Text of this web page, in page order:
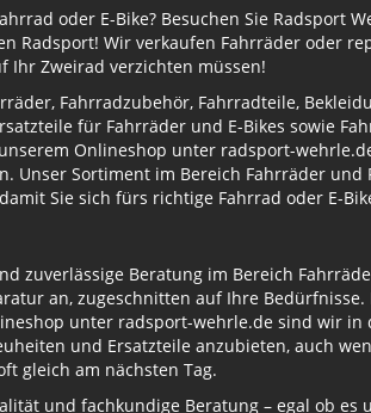
oder E-Bike? Besuchen Sie Radsport
Radsport! Wir verkaufen Fahrräder oder
Ihr Zweirad verzichten müssen!
Fahrradzubehör, Fahrradteile,
für Fahrräder und E-Bikes sowie
Onlineshop unter radsport-
Unser Sortiment im Bereich Fahrräder
Sie sich fürs richtige Fahrrad oder E-
zuverlässige Beratung im Bereich
an, zugeschnitten auf Ihre
unter radsport-wehrle.de sind wir in
und Ersatzteile anzubieten, auch
gleich am nächsten Tag.
und fachkundige Beratung – egal ob es